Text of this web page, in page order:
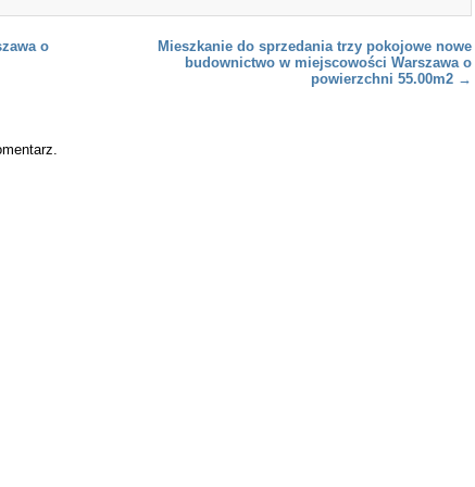
o
Mieszkanie do sprzedania trzy pokojowe nowe
budownictwo w miejscowości Warszawa o
powierzchni 55.00m2 →